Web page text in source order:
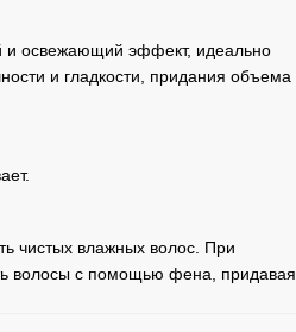
и освежающий эффект, идеально
и гладкости, придания объема
чистых влажных волос. При
волосы с помощью фена, придавая